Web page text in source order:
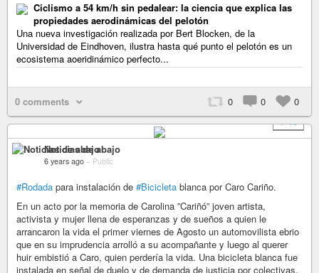
Ciclismo a 54 km/h sin pedalear: la ciencia que explica las
propiedades aerodinámicas del pelotón
Una nueva investigación realizada por Bert Blocken, de la
Universidad de Eindhoven, ilustra hasta qué punto el pelotón es un
ecosistema aoeridinámico perfecto...
0 comments 0 0
0
+ 10
Noticias de abajo
6 years ago – Public
#Rodada para instalación de #Bicicleta blanca por Caro Cariño.
En un acto por la memoria de Carolina ”Cariñó” joven artista,
activista y mujer llena de esperanzas y de sueños a quien le
arrancaron la vida el primer viernes de Agosto un automovilista ebrio
que en su imprudencia arrolló a su acompañante y luego al querer
huir embistió a Caro, quien perdería la vida. Una bicicleta blanca fue
instalada en señal de duelo y de demanda de justicia por colectivas,